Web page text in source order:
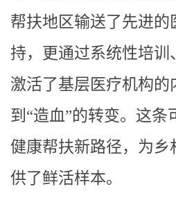
帮扶地区输送了先进
持，更通过系统性培
激活了基层医疗机构的
到“造血”的转变。这
健康帮扶新路径，为
供了鲜活样本。